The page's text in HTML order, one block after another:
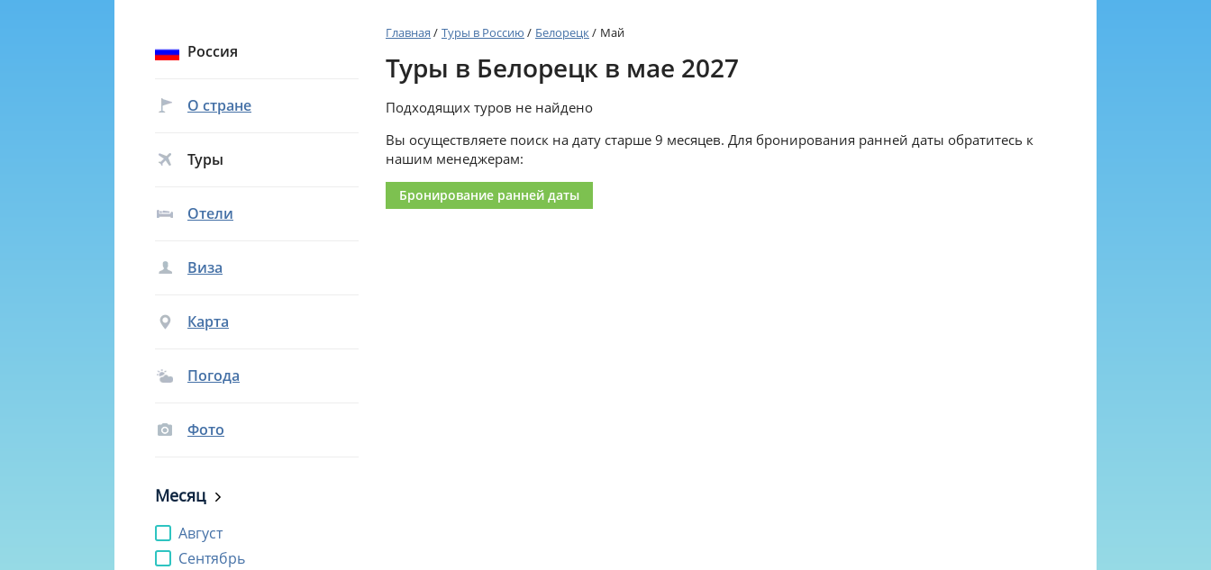
Россия
О стране
Туры
Отели
Виза
Карта
Погода
Фото
Месяц
Август
Сентябрь
Главная / Туры в Россию / Белорецк/ Май
Туры в Белорецк в мае 2027
Подходящих туров не найдено
Вы осуществляете поиск на дату старше 9 месяцев. Для бронирования ранней даты обратитесь к
нашим менеджерам:
Бронирование ранней даты